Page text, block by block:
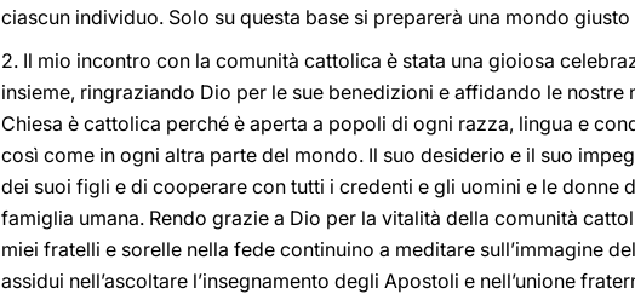
ciascun individuo. Solo su questa base si preparerà una mondo
2. Il mio incontro con la comunità cattolica è stata una gioiosa
insieme, ringraziando Dio per le sue benedizioni e affidando le
Chiesa è cattolica perché è aperta a popoli di ogni razza, lingua e
così come in ogni altra parte del mondo. Il suo desiderio e il suo
dei suoi figli e di cooperare con tutti i credenti e gli uomini e le donne
famiglia umana. Rendo grazie a Dio per la vitalità della comunità
miei fratelli e sorelle nella fede continuino a meditare sull’immagine
assidui nell’ascoltare l’insegnamento degli Apostoli e nell’unione